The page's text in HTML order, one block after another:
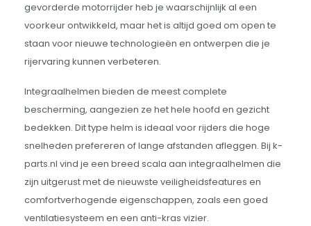
gevorderde motorrijder heb je waarschijnlijk al een
voorkeur ontwikkeld, maar het is altijd goed om open te
staan voor nieuwe technologieën en ontwerpen die je
rijervaring kunnen verbeteren.
Integraalhelmen bieden de meest complete
bescherming, aangezien ze het hele hoofd en gezicht
bedekken. Dit type helm is ideaal voor rijders die hoge
snelheden prefereren of lange afstanden afleggen. Bij k-
parts.nl vind je een breed scala aan integraalhelmen die
zijn uitgerust met de nieuwste veiligheidsfeatures en
comfortverhogende eigenschappen, zoals een goed
ventilatiesysteem en een anti-kras vizier.